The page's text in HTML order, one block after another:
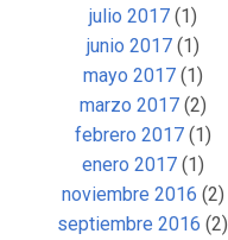
julio 2017(1)
junio 2017(1)
mayo 2017(1)
marzo 2017(2)
febrero 2017(1)
enero 2017(1)
noviembre 2016 (2)
septiembre 2016 (2)